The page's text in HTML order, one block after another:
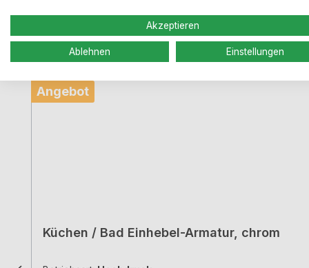
Produktgalerie überspringen
Rabatt
%
Angebot
Küchen / Bad Einhebel-Armatur, chrom
Akzeptieren
Ablehnen Einstellungen